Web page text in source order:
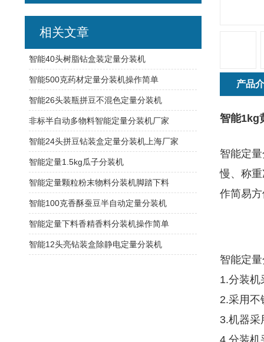
产品
智能1kg
智能定
慢、称
作简易
智能定
1.分装机
2.采用不
3.机器采
4.分装机
相关文章
智能40头树脂钻盒装定量分装机
智能500克药材定量分装机操作简单
智能26头装瓶拼豆不混色定量分装机
非标半自动多物料智能定量分装机厂家
智能24头拼豆钻装盒定量分装机上海厂家
智能定量1.5kg瓜子分装机
智能定量颗粒粉末物料分装机脚踏下料
智能100克香酥蚕豆半自动定量分装机
智能定量下料香精香料分装机操作简单
智能12头亮钻装盒除静电定量分装机